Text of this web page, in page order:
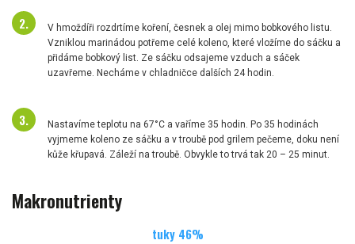
V hmoždíři rozdrtíme koření, česnek a olej mimo bobkového listu.
Vzniklou marinádou potřeme celé koleno, které vložíme do sáčku a
přidáme bobkový list. Ze sáčku odsajeme vzduch a sáček
uzavřeme. Necháme v chladničce dalších 24 hodin.
Nastavíme teplotu na 67°C a vaříme 35 hodin. Po 35 hodinách
vyjmeme koleno ze sáčku a v troubě pod grilem pečeme, doku není
kůže křupavá. Záleží na troubě. Obvykle to trvá tak 20 – 25 minut.
Makronutrienty
tuky 46%